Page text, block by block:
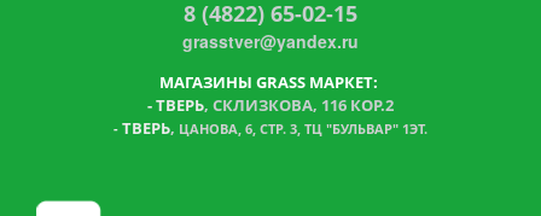
8 (4822) 65-02-15
grasstver@yandex.ru
МАГАЗИНЫ GRASS МАРКЕТ:
-ТВЕРЬ, СКЛИЗКОВА, 116 КОР.2
- ТВЕРЬ, ЦАНОВА, 6, СТР. 3, ТЦ "БУЛЬВАР" 1ЭТ.